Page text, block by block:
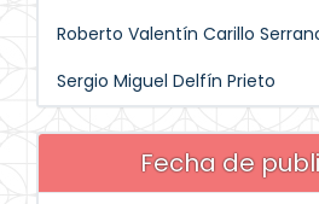
Roberto Valentín Carillo
Sergio Miguel Delfín Prieto
Fecha de